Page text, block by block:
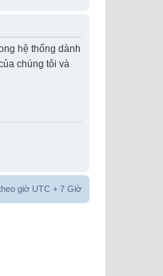
hệ thống dành
chúng tôi và
giờ UTC + 7 Giờ